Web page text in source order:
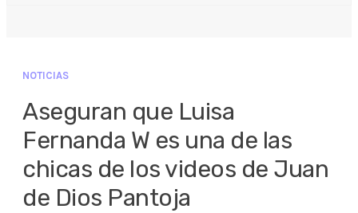
NOTICIAS
Aseguran que Luisa
Fernanda W es una de las
chicas de los videos de Juan
de Dios Pantoja